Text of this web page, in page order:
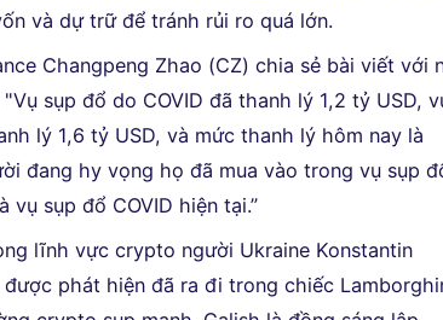
và dự trữ để tránh rủi ro quá lớn.
Changpeng Zhao (CZ) chia sẻ bài viết với
sụp đổ do COVID đã thanh lý 1,2 tỷ USD,
lý 1,6 tỷ USD, và mức thanh lý hôm nay là
đang hy vọng họ đã mua vào trong vụ sụp
vụ sụp đổ COVID hiện tại.”
lĩnh vực crypto người Ukraine Konstantin
được phát hiện đã ra đi trong chiếc